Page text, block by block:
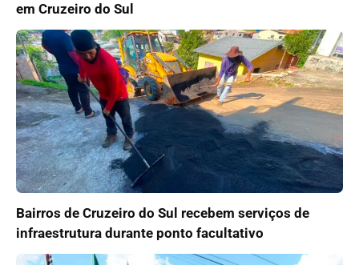
em Cruzeiro do Sul
Bairros de Cruzeiro do Sul recebem serviços de
infraestrutura durante ponto facultativo